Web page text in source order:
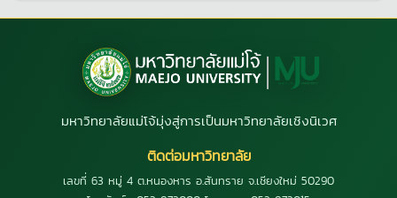
มหาวิทยาลัยแม่โจ้มุ่งสู่การเป็นมหาวิทยาลัยเชิงนิเวศ
ติดต่อมหาวิทยาลัย
เลขที่ 63 หมู่ 4 ต.หนองหาร อ.สันทราย จ.เชียงใหม่ 50290